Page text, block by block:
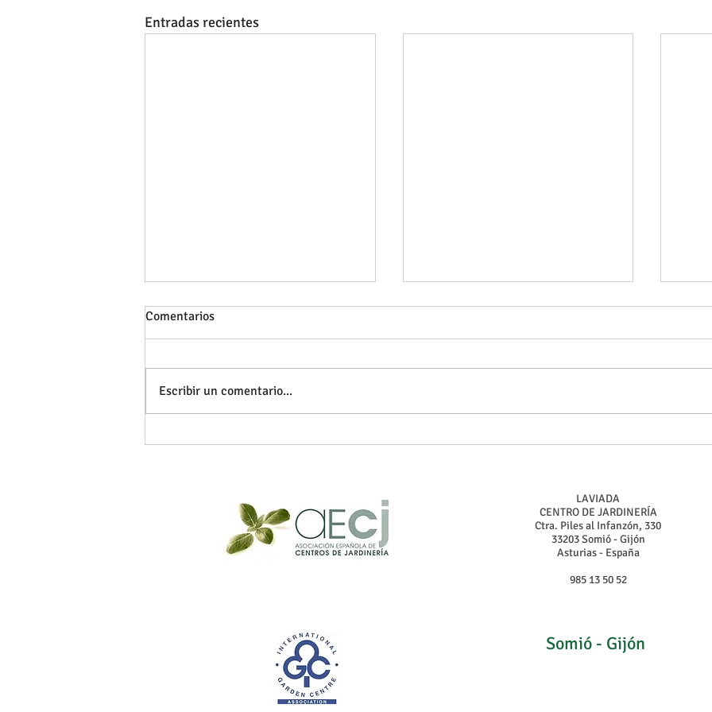
Entradas recientes
Comentarios
Escribir un comentario...
LAVIADA
CENTRO DE JARDINERÍA
Ctra. Piles al Infanzón, 330
33203 Somió - Gijón
Asturias - España
985 13 50 52
Somió - Gijón